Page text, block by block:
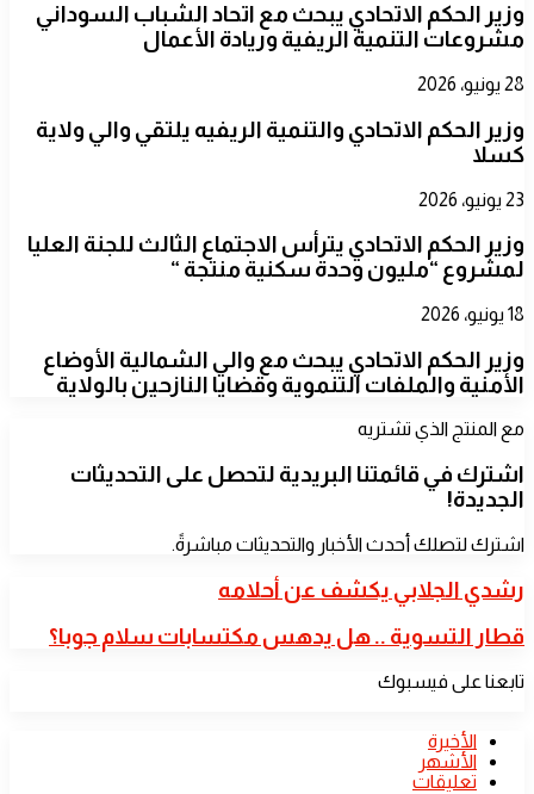
​وزير الحكم الاتحادي يبحث مع اتحاد الشباب السوداني
مشروعات التنمية الريفية وريادة الأعمال
28 يونيو، 2026
​وزير الحكم الاتحادي والتنمية الريفيه يلتقي والي ولاية
كسلا
23 يونيو، 2026
​وزير الحكم الاتحادي يترأس الاجتماع الثالث للجنة العليا
لمشروع “مليون وحدة سكنية منتجة “
18 يونيو، 2026
​وزير الحكم الاتحادي يبحث مع والي الشمالية الأوضاع
الأمنية والملفات التنموية وقضايا النازحين بالولاية
مع المنتج الذي تشتريه
اشترك في قائمتنا البريدية لتحصل على التحديثات
الجديدة!
اشترك لتصلك أحدث الأخبار والتحديثات مباشرةً.
رشدي
الجلابي
يكشف
عن
رشدي الجلابي يكشف عن أحلامه
قطار
التسوية
..
هل
مكتسابات
قطار التسوية .. هل يدهس مكتسابات سلام جوبا؟
تابعنا على فيسبوك
الأخيرة
الأشهر
تعليقات